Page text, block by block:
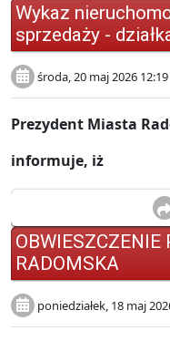
Wykaz
sprzedaży -
środa, 20 maj 2026 12:19
Prezydent Miasta
informuje, iż
OBWIESZCZENIE
RADOMSKA
poniedziałek, 18 maj